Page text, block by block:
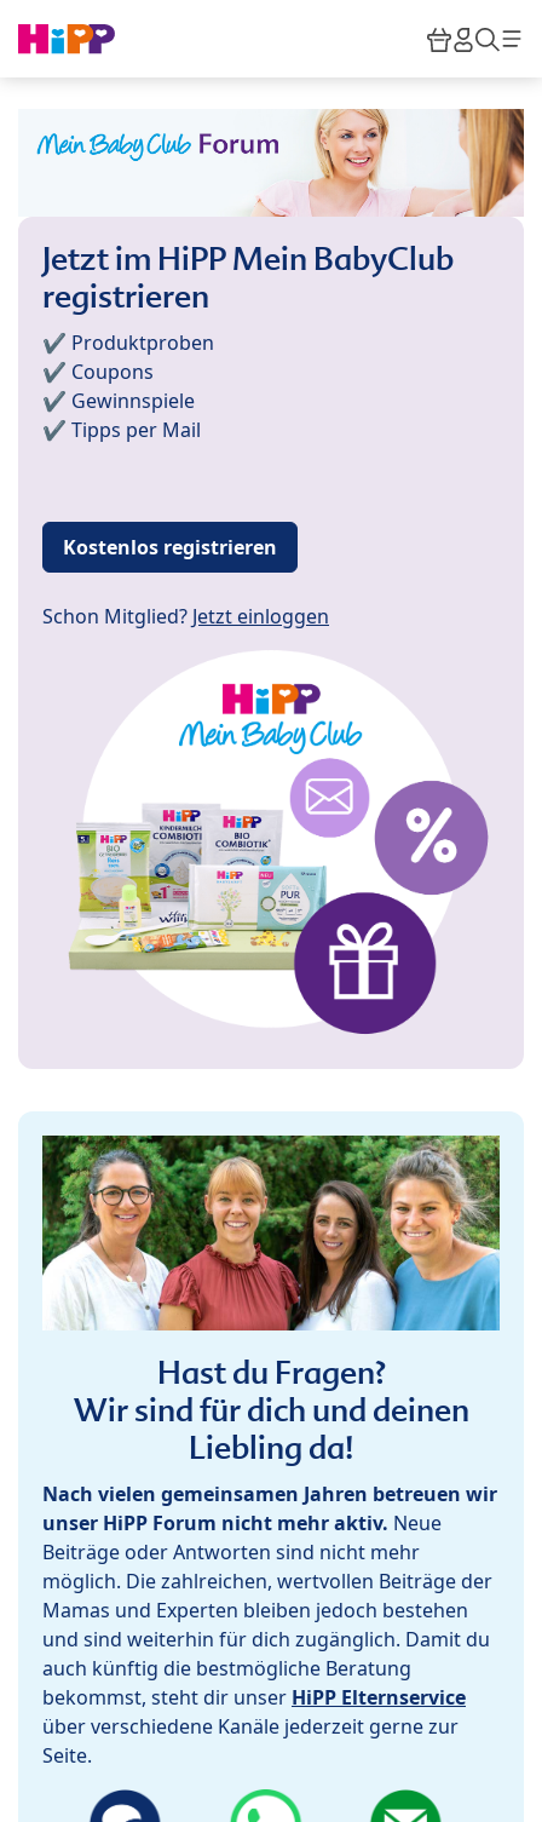
HiPP
Jetzt im HiPP Mein BabyClub
registrieren
✔️ Produktproben
✔️ Coupons
✔️ Gewinnspiele
✔️ Tipps per Mail
Kostenlos registrieren
Schon Mitglied? Jetzt einloggen
Hast du Fragen?
Wir sind für dich und deinen
Liebling da!
Nach vielen gemeinsamen Jahren betreuen wir
unser HiPP Forum nicht mehr aktiv. Neue
Beiträge oder Antworten sind nicht mehr
möglich. Die zahlreichen, wertvollen Beiträge der
Mamas und Experten bleiben jedoch bestehen
und sind weiterhin für dich zugänglich. Damit du
auch künftig die bestmögliche Beratung
bekommst, steht dir unser HiPP Elternservice
über verschiedene Kanäle jederzeit gerne zur
Seite.